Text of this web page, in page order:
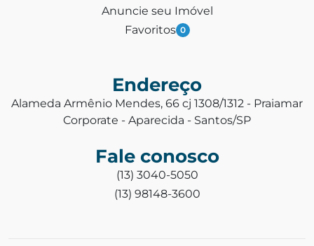
Anuncie seu Imóvel
Favoritos 0
Endereço
Alameda Armênio Mendes, 66 cj 1308/1312 - Praiamar
Corporate - Aparecida - Santos/SP
Fale conosco
(13) 3040-5050
(13) 98148-3600